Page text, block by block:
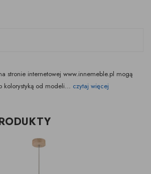
stronie internetowej www.innemeble.pl mogą
kolorystyką od modeli... czytaj więcej